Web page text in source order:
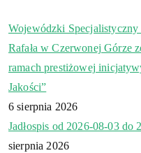
Wojewódzki
Rafała w Czerwonej Górze
ramach prestiżowej
Jakości”
6 sierpnia 2026
Jadłospis od 2026-08-03 do
sierpnia 2026